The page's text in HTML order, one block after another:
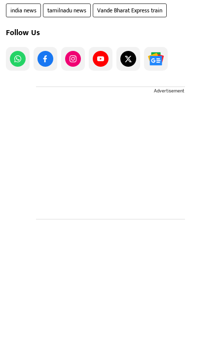
india news tamilnadu news Vande Bharat Express train
Follow Us
Advertisement